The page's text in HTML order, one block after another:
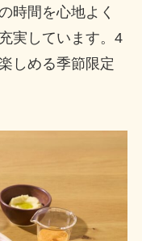
時間を心地よく
実しています。4
しめる季節限定